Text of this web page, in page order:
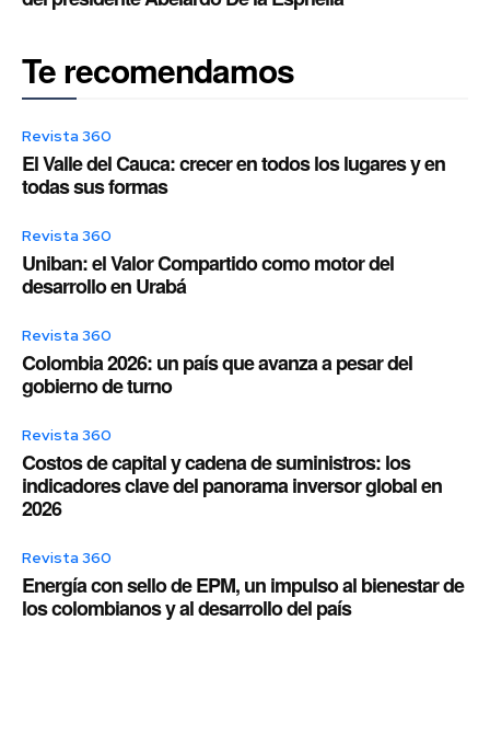
Te recomendamos
Revista 360
El Valle del Cauca: crecer en todos los lugares y en
todas sus formas
Revista 360
Uniban: el Valor Compartido como motor del
desarrollo en Urabá
Revista 360
Colombia 2026: un país que avanza a pesar del
gobierno de turno
Revista 360
Costos de capital y cadena de suministros: los
indicadores clave del panorama inversor global en
2026
Revista 360
Energía con sello de EPM, un impulso al bienestar de
los colombianos y al desarrollo del país